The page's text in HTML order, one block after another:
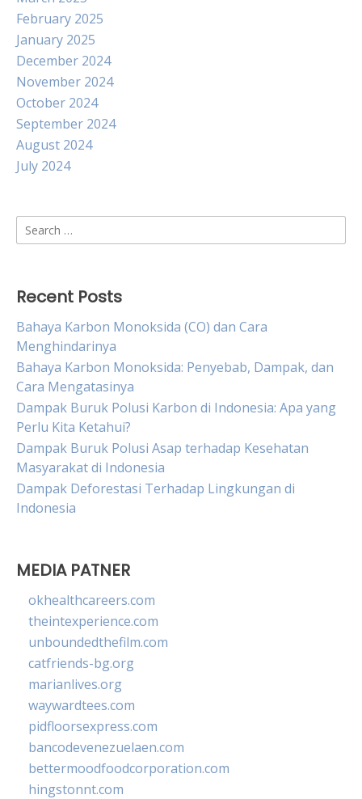
February 2025
January 2025
December 2024
November 2024
October 2024
September 2024
August 2024
July 2024
Search
for:
Recent Posts
Bahaya Karbon Monoksida (CO) dan Cara
Menghindarinya
Bahaya Karbon Monoksida: Penyebab, Dampak, dan
Cara Mengatasinya
Dampak Buruk Polusi Karbon di Indonesia: Apa yang
Perlu Kita Ketahui?
Dampak Buruk Polusi Asap terhadap Kesehatan
Masyarakat di Indonesia
Dampak Deforestasi Terhadap Lingkungan di
Indonesia
MEDIA PATNER
okhealthcareers.com
theintexperience.com
unboundedthefilm.com
catfriends-bg.org
marianlives.org
waywardtees.com
pidfloorsexpress.com
bancodevenezuelaen.com
bettermoodfoodcorporation.com
hingstonnt.com